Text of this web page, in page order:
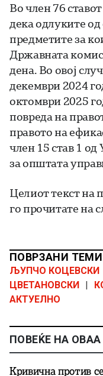
Во член 76
дека одлуките од
предметите за
Државната
дена. Во овој
декември 2024
октомври 2025
повреда на
правото на
член 15 став 1 од
за општата
Целиот текст на
го прочитате на
ПОВРЗАНИ
ЉУПЧО КОЦЕВСКИ
ЦВЕТАНОВСКИ
АКТУЕЛНО
ПОВЕЌЕ НА
Кривична против